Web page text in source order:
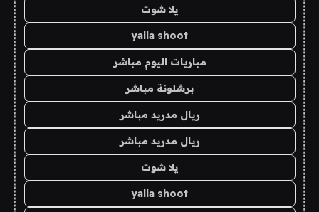
يلا شوت
yalla shoot
مباريات اليوم مباشر
برشلونة مباشر
ريال مدريد مباشر
ريال مدريد مباشر
يلا شوت
yalla shoot